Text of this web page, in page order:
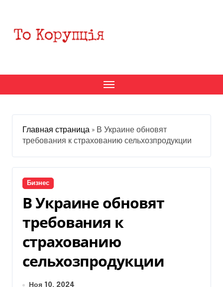
содержанию
Главная страница » В Украине обновят
требования к страхованию сельхозпродукции
Бизнес
В Украине обновят
требования к
страхованию
сельхозпродукции
Ноя 10, 2024